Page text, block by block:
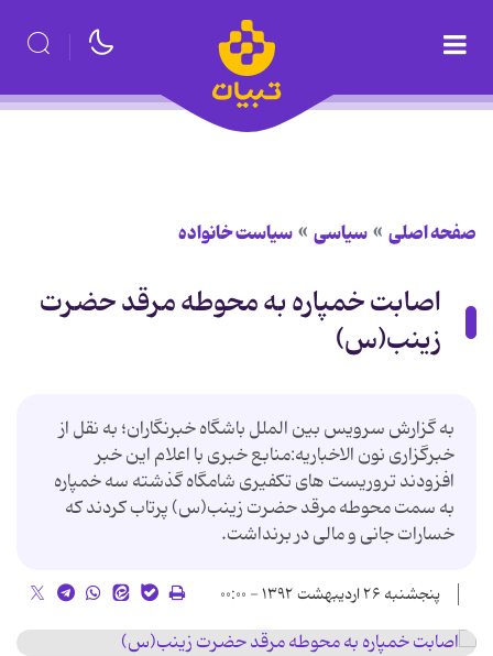
صفحه اصلی سیاسی سیاست خانواده
اصابت خمپاره به محوطه مرقد حضرت
زینب(س)
به گزارش سرویس بین‌ الملل باشگاه خبرنگاران؛ به نقل از
خبرگزاری نون الاخباریه:منابع خبری با اعلام این خبر
افزودند تروریست های تکفیری شامگاه گذشته سه خمپاره
به سمت محوطه مرقد حضرت زینب(س) پرتاب کردند که
خسارات جانی و مالی در برنداشت.
پنجشنبه ۲۶ اردیبهشت ۱۳۹۲ - ۰۰:۰۰